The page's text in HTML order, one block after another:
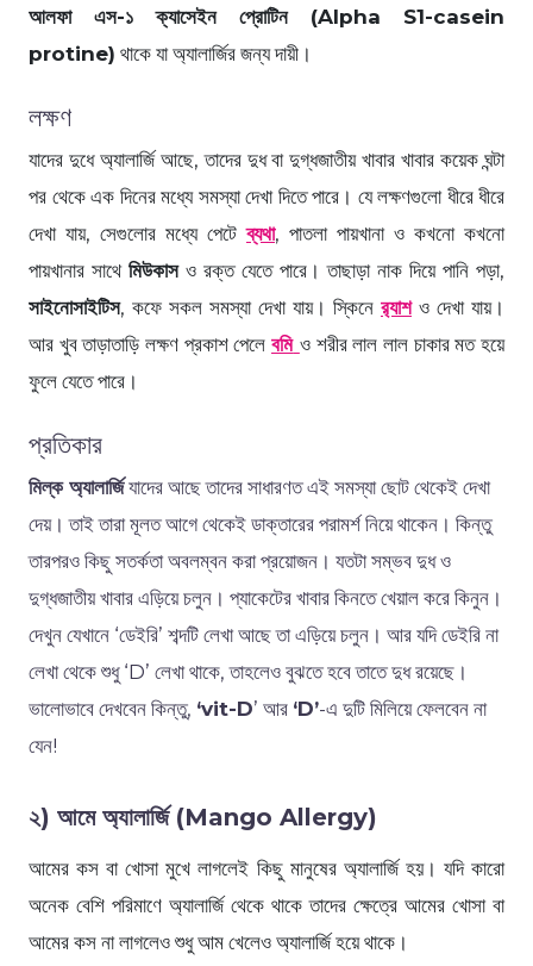
আলফা এস-১ ক্যাসেইন প্রোটিন (Alpha S1-casein
protine) থাকে যা অ্যালার্জির জন্য দায়ী।
লক্ষণ
যাদের দুধে অ্যালার্জি আছে, তাদের দুধ বা দুগ্ধজাতীয় খাবার খাবার কয়েক ঘন্টা
পর থেকে এক দিনের মধ্যে সমস্যা দেখা দিতে পারে। যে লক্ষণগুলো ধীরে ধীরে
দেখা যায়, সেগুলোর মধ্যে পেটেব্যথা, পাতলা পায়খানা ও কখনো কখনো
পায়খানার সাথে মিউকাসও রক্ত যেতে পারে। তাছাড়া নাক দিয়ে পানি পড়া,
সাইনোসাইটিস, কফে সকল সমস্যা দেখা যায়। স্কিনে র‍্যাশও দেখা যায়।
আর খুব তাড়াতাড়ি লক্ষণ প্রকাশ পেলেবমি ও শরীর লাল লাল চাকার মত হয়ে
ফুলে যেতে পারে।
প্রতিকার
মিল্ক অ্যালার্জিযাদের আছে তাদের সাধারণত এই সমস্যা ছোট থেকেই দেখা
দেয়। তাই তারা মূলত আগে থেকেই ডাক্তারের পরামর্শ নিয়ে থাকেন। কিন্তু
তারপরও কিছু সতর্কতা অবলম্বন করা প্রয়োজন। যতটা সম্ভব দুধ ও
দুগ্ধজাতীয় খাবার এড়িয়ে চলুন। প্যাকেটের খাবার কিনতে খেয়াল করে কিনুন।
দেখুন যেখানে ‘ডেইরি’ শব্দটি লেখা আছে তা এড়িয়ে চলুন। আর যদি ডেইরি না
লেখা থেকে শুধু ‘D’ লেখা থাকে, তাহলেও বুঝতে হবে তাতে দুধ রয়েছে।
ভালোভাবে দেখবেন কিন্তু, ‘vit-D’ আর ‘D’-এ দুটি মিলিয়ে ফেলবেন না
যেন!
২) আমে অ্যালার্জি (Mango Allergy)
আমের কস বা খোসা মুখে লাগলেই কিছু মানুষের অ্যালার্জি হয়। যদি কারো
অনেক বেশি পরিমাণে অ্যালার্জি থেকে থাকে তাদের ক্ষেত্রে আমের খোসা বা
আমের কস না লাগলেও শুধু আম খেলেও অ্যালার্জি হয়ে থাকে।